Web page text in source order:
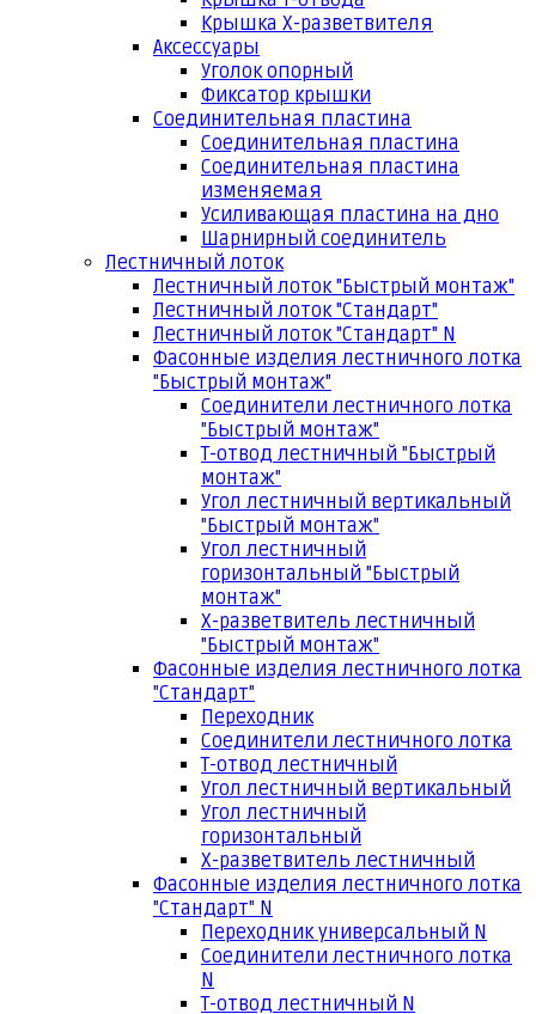
Крышка Х-разветвителя
Аксессуары
Уголок опорный
Фиксатор крышки
Соединительная пластина
Соединительная пластина
Соединительная пластина
изменяемая
Усиливающая пластина на дно
Шарнирный соединитель
Лестничный лоток
Лестничный лоток "Быстрый монтаж"
Лестничный лоток "Стандарт"
Лестничный лоток "Стандарт" N
Фасонные изделия лестничного лотка
"Быстрый монтаж"
Соединители лестничного лотка
"Быстрый монтаж"
Т-отвод лестничный "Быстрый
монтаж"
Угол лестничный вертикальный
"Быстрый монтаж"
Угол лестничный
горизонтальный "Быстрый
монтаж"
Х-разветвитель лестничный
"Быстрый монтаж"
Фасонные изделия лестничного лотка
"Стандарт"
Переходник
Соединители лестничного лотка
Т-отвод лестничный
Угол лестничный вертикальный
Угол лестничный
горизонтальный
Х-разветвитель лестничный
Фасонные изделия лестничного лотка
"Стандарт" N
Переходник универсальный N
Соединители лестничного лотка
N
Т-отвод лестничный N